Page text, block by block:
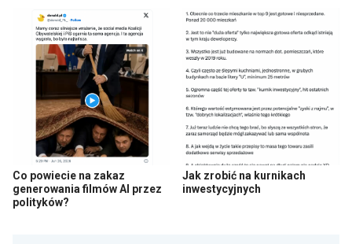
Co powiecie na zakaz
generowania filmów AI przez
polityków?
Jak zrobić na kurnikach
inwestycyjnych